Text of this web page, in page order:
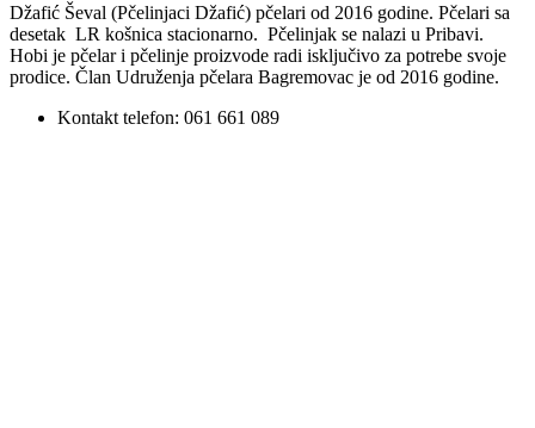
Džafić Ševal (Pčelinjaci Džafić) pčelari od 2016 godine. Pčelari sa
desetak LR košnica stacionarno. Pčelinjak se nalazi u Pribavi.
Hobi je pčelar i pčelinje proizvode radi isključivo za potrebe svoje
prodice. Član Udruženja pčelara Bagremovac je od 2016 godine.
Kontakt telefon: 061 661 089